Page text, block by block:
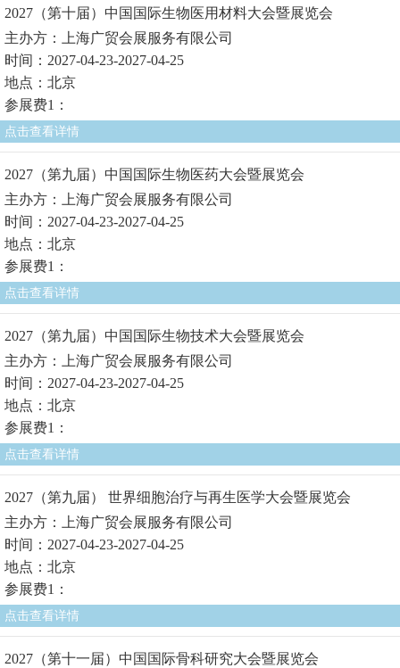
2027（第十届）中国国际生物医用材料大会暨展览会
主办方：上海广贸会展服务有限公司
时间：2027-04-23-2027-04-25
地点：北京
参展费1：
点击查看详情
2027（第九届）中国国际生物医药大会暨展览会
主办方：上海广贸会展服务有限公司
时间：2027-04-23-2027-04-25
地点：北京
参展费1：
点击查看详情
2027（第九届）中国国际生物技术大会暨展览会
主办方：上海广贸会展服务有限公司
时间：2027-04-23-2027-04-25
地点：北京
参展费1：
点击查看详情
2027（第九届） 世界细胞治疗与再生医学大会暨展览会
主办方：上海广贸会展服务有限公司
时间：2027-04-23-2027-04-25
地点：北京
参展费1：
点击查看详情
2027（第十一届）中国国际骨科研究大会暨展览会